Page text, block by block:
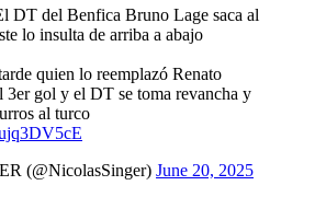
DT del Benfica Bruno Lage saca al
lo insulta de arriba a abajo
quien lo reemplazó Renato
3er gol y el DT se toma revancha y
al turco
(@NicolasSinger) June 20, 2025